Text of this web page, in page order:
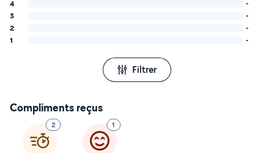
4
-
3
-
2
-
1
-
Filtrer
Compliments reçus
2 1